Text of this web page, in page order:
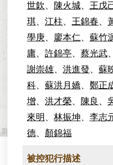
世欽、 陳火城、 王戊
琪、 江柱、 王錦春、
學庚、 廖本仁、 蘇竹
庸、 許錦亭、 蔡光武、
謝崇雄、 洪進發、 蘇
科、 蘇洪月嬌、 鄭正
增、 洪才榮、 陳良 、
來明 、 林振坤、 李志
德、 顏錦福
被控犯行描述